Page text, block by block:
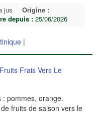
jus
Origine :
depuis : 25/06/2026
|
Frais Vers Le
pommes, orange.
fruits de saison vers le